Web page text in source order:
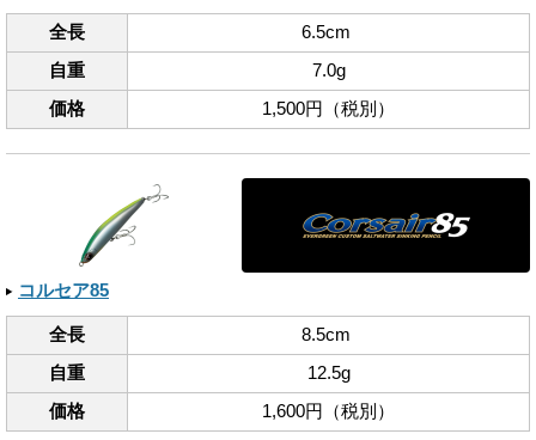
全長
6.5cm
自重
7.0g
価格
1,500円（税別）
コルセア85
全長
8.5cm
自重
12.5g
価格
1,600円（税別）